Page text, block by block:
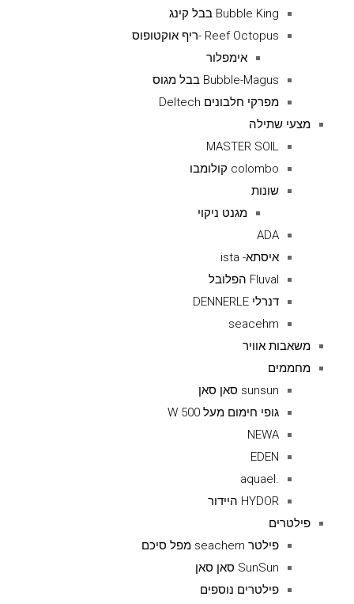
Bubble King בבל קינג
Reef Octopus -ריף אוקטופוס
אימפלור
Bubble-Magus בבל מגוס
מפרקי חלבונים Deltech
מצעי שתילה
MASTER SOIL
colombo קולומבו
שונות
מגנט ניקוי
ADA
איסתא- ista
Fluval הפלובל
דנרלי DENNERLE
seacehm
משאבות אוויר
מחממים
sunsun סאן סאן
גופי חימום מעל 500 W
NEWA
EDEN
.aquael
HYDOR היידור
פילטרים
פילטר seachem מפל סיכם
SunSun סאן סאן
פילטרים נוספים